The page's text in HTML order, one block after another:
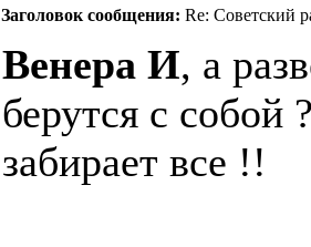
Заголовок сообщения: Re: Советский
Венера И, а
берутся с собой
забирает все !!